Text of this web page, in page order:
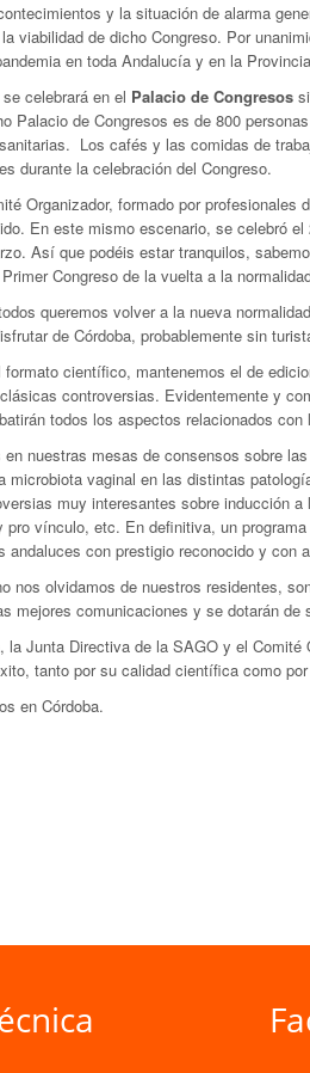
y la situación de alarma
viabilidad de dicho Congreso. Por
en toda Andalucía y en la
celebrará en el Palacio de Congresos
Palacio de Congresos es de 800
Los cafés y las comidas de
durante la celebración del Congreso.
Organizador, formado por
En este mismo escenario, se celebró
Así que podéis estar tranquilos,
Congreso de la vuelta a la
queremos volver a la nueva
de Córdoba, probablemente sin
formato científico, mantenemos el de
controversias. Evidentemente y
todos los aspectos relacionados
en nuestras mesas de consensos sobre
microbiota vaginal en las distintas
muy interesantes sobre inducción
pro vínculo, etc. En definitiva, un
andaluces con prestigio reconocido y con
nos olvidamos de nuestros residentes,
mejores comunicaciones y se dotarán
la Junta Directiva de la SAGO y el
tanto por su calidad científica como
en Córdoba.